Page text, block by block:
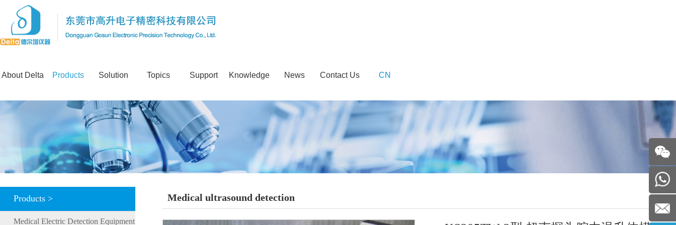
About Delta Products Solution Topics Support Knowledge News Contact Us CN
Products >
Medical Electric Detection Equipment
Medical ultrasound detection
Website
0769-